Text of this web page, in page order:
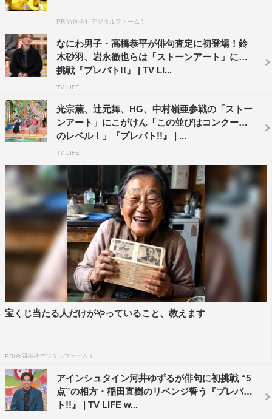
『プレバト!!』俳句タイトル戦「金秋戦」予選Aブロック©MBS
番組情報
『プレバト!!』
MBS／TBS系
2022年9月1日（木）午後7時～8時
公式サイト： https://www.mbs.jp/p-battle/
この記事の写真
PR(合同会社デジタルファーム )
なにわ男子・高橋恭平が俳句査定に初登場！鈴
木砂羽、岩永徹也らは「ストーンアート」に初
挑戦『プレバト!!』 | TV LI...
TV LIFE
光宗薫、辻元舞、HG、中村嶺亜参戦の「ストー
ンアート」にこがけん「この並びはコンクール
のレベル！」『プレバト!!』 | ...
TV LIFE
宝くじ当たる人だけがやっていること、教えます
PR(合同会社デジタルファーム )
アインシュタイン河井ゆずるが俳句に初挑戦 “5
点”の相方・稲田直樹のリベンジ誓う『プレバ
ト!!』 | TV LIFE w...